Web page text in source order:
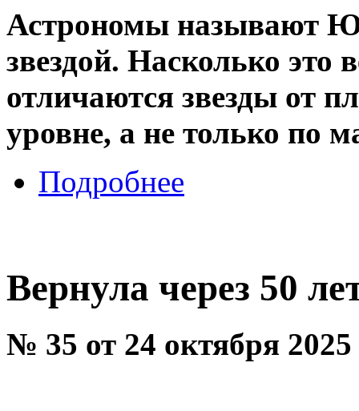
Астрономы называют
звездой. Насколько это
отличаются звезды от
уровне, а не только по
Подробнее
Вернула через 50
№ 35 от 24 октября